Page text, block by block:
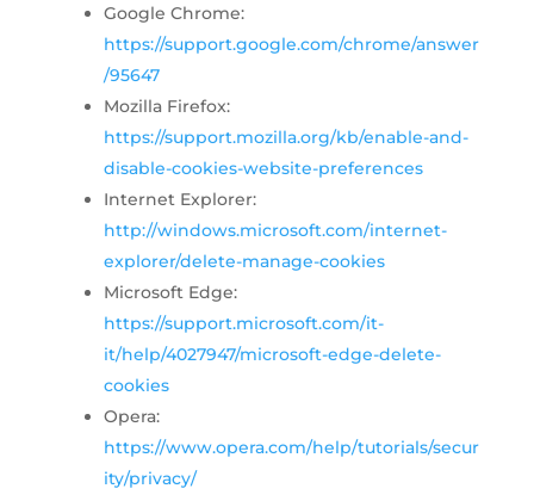
Google Chrome:
https://support.google.com/chrome/answer
/95647
Mozilla Firefox:
https://support.mozilla.org/kb/enable-and-
disable-cookies-website-preferences
Internet Explorer:
http://windows.microsoft.com/internet-
explorer/delete-manage-cookies
Microsoft Edge:
https://support.microsoft.com/it-
it/help/4027947/microsoft-edge-delete-
cookies
Opera:
https://www.opera.com/help/tutorials/secur
ity/privacy/